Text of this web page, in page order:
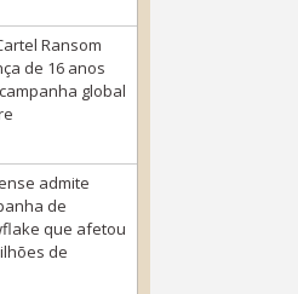
Ransom
de 16 anos
global
admite
de
que afetou
de